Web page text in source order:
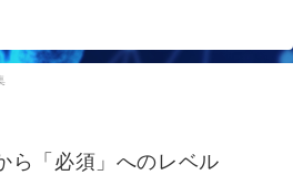
ら「必須」へのレベル